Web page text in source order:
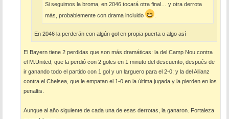
Si seguimos la broma, en 2046 tocará otra final… y otra derrota
más, probablemente con drama incluido
En 2046 la perderán con algún gol en propia puerta o algo así
El Bayern tiene 2 perdidas que son más dramáticas: la del Camp Nou contra
el M.United, que la perdió con 2 goles en 1 minuto del descuento, después de
ir ganando todo el partido con 1 gol y un larguero para el 2-0; y la del Allianz
contra el Chelsea, que le empatan el 1-0 en la última jugada y la pierden en los
penaltis.
Aunque al año siguiente de cada una de esas derrotas, la ganaron. Fortaleza